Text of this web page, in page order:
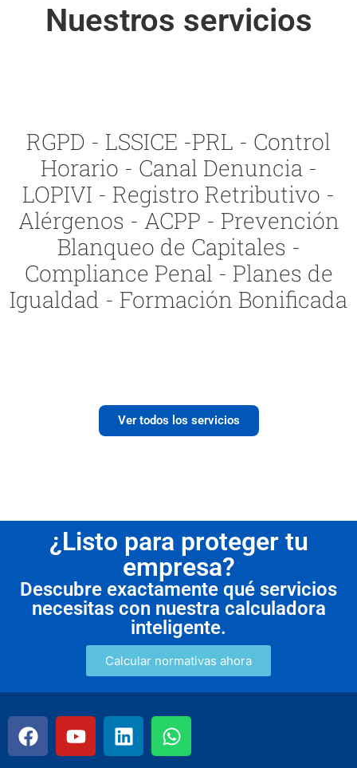
Nuestros servicios
RGPD - LSSICE -PRL - Control
Horario - Canal Denuncia -
LOPIVI - Registro Retributivo -
Alérgenos - ACPP - Prevención
Blanqueo de Capitales -
Compliance Penal - Planes de
Igualdad - Formación Bonificada
Ver todos los servicios
¿Listo para proteger tu
empresa?
Descubre exactamente qué servicios
necesitas con nuestra calculadora
inteligente.
Calcular normativas ahora